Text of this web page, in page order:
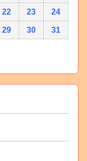
22 23 24
29 30 31